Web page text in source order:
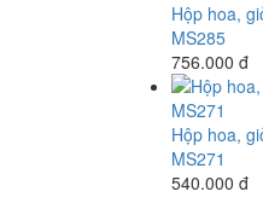
Hộp hoa,
MS285
756.000 đ
Hộp hoa,
MS271
540.000 đ